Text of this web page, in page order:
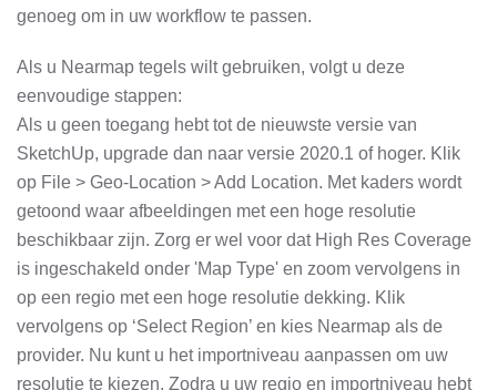
genoeg om in uw workflow te passen.
Als u Nearmap tegels wilt gebruiken, volgt u deze
eenvoudige stappen:
Als u geen toegang hebt tot de nieuwste versie van
SketchUp, upgrade dan naar versie 2020.1 of hoger. Klik
op File > Geo-Location > Add Location. Met kaders wordt
getoond waar afbeeldingen met een hoge resolutie
beschikbaar zijn. Zorg er wel voor dat High Res Coverage
is ingeschakeld onder 'Map Type' en zoom vervolgens in
op een regio met een hoge resolutie dekking. Klik
vervolgens op ‘Select Region’ en kies Nearmap als de
provider. Nu kunt u het importniveau aanpassen om uw
resolutie te kiezen. Zodra u uw regio en importniveau hebt